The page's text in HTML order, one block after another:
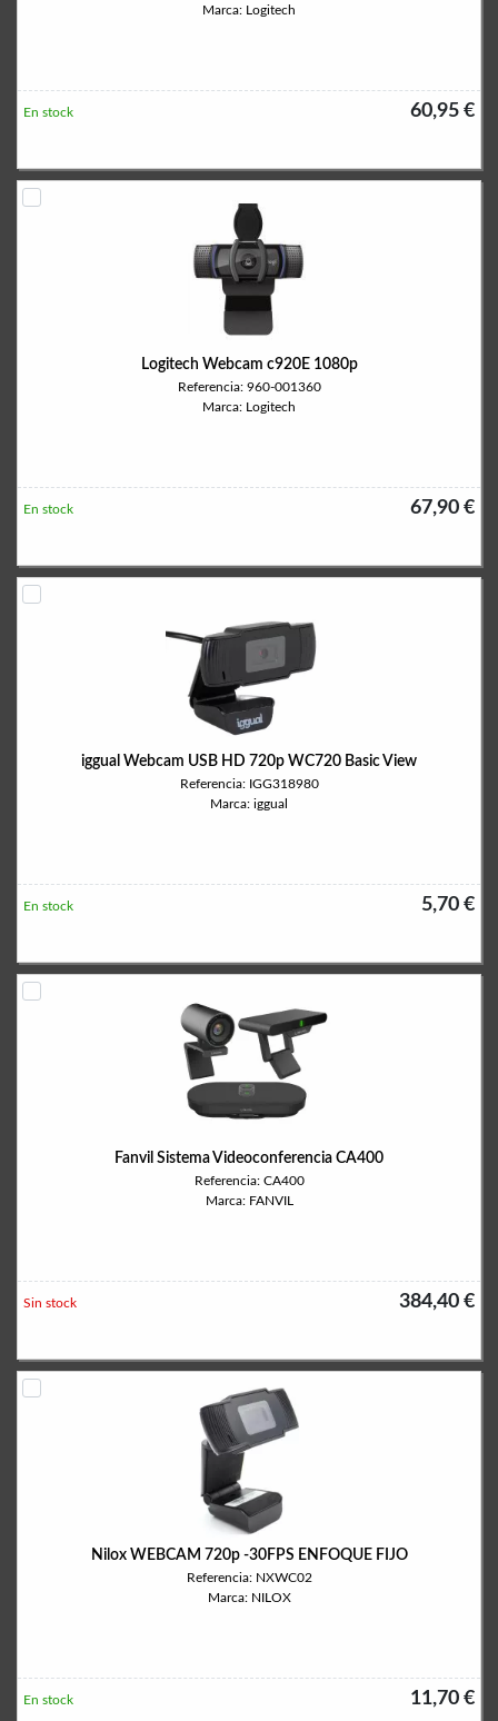
Marca: Logitech
60,95 €
En stock
Logitech Webcam c920E 1080p
Referencia: 960-001360
Marca: Logitech
67,90 €
En stock
iggual Webcam USB HD 720p WC720 Basic View
Referencia: IGG318980
Marca: iggual
5,70 €
En stock
Fanvil Sistema Videoconferencia CA400
Referencia: CA400
Marca: FANVIL
384,40 €
Sin stock
Nilox WEBCAM 720p -30FPS ENFOQUE FIJO
Referencia: NXWC02
Marca: NILOX
11,70 €
En stock